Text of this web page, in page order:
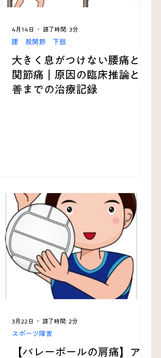
大きく息がつけない腰痛と股
関節痛｜原因の臨床推論と改
善までの治療記録
腰 股関節 下肢
4月14日 読了時間: 3分
【バレーボールの肩痛】アタ
スポーツ障害
3月22日 読了時間: 2分